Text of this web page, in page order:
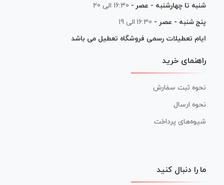
شنبه تا چهارشنبه - عصر - 16:30 الی 20
پنج شنبه - عصر - 16:30 الی 19
ایام تعطیلات رسمی فروشگاه تعطیل می باشد
راهنمای خرید
نحوه ثبت سفارش
نحوه ارسال
شیوه‌های پرداخت
ما را دنبال کنید